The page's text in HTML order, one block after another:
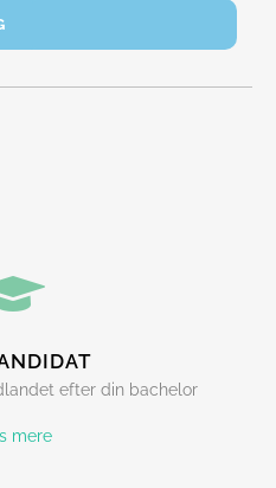
efter din bachelor
mere